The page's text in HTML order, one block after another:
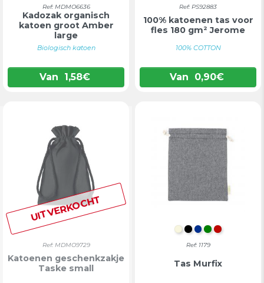
Ref: MDMO6636
Kadozak organisch
katoen groot Amber
large
Biologisch katoen
Van 1,58€
Ref: PS92883
100% katoenen tas voor
fles 180 gm² Jerome
100% COTTON
Van 0,90€
UITVERKOCHT
Ref: MDMO9729
Katoenen geschenkzakje
Taske small
NATUURLIJK
ZWART
BLAUW
GROEN
ROOD
Ref: 1179
Tas Murfix